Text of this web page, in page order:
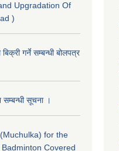
Upgradation Of
)
बिक्री गर्ने सम्बन्धी बोलपत्र
सम्बन्धी सूचना ।
for the
Covered